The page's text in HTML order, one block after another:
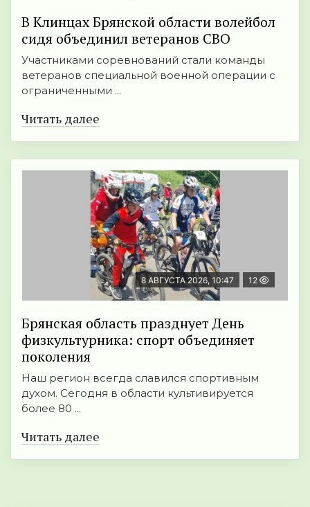
В Клинцах Брянской области волейбол
сидя объединил ветеранов СВО
Участниками соревнований стали команды
ветеранов специальной военной операции с
ограниченными ...
Читать далее
8 АВГУСТА 2026, 10:47 12
Брянская область празднует День
физкультурника: спорт объединяет
поколения
Наш регион всегда славился спортивным
духом. Сегодня в области культивируется
более 80 ...
Читать далее